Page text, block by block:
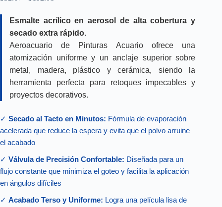
precios:
desde
$52.67
hasta
$152.01
Esmalte acrílico en aerosol de alta cobertura y
secado extra rápido.
Aeroacuario de Pinturas Acuario ofrece una
atomización uniforme y un anclaje superior sobre
metal, madera, plástico y cerámica, siendo la
herramienta perfecta para retoques impecables y
proyectos decorativos.
✓ Secado al Tacto en Minutos: Fórmula de evaporación
acelerada que reduce la espera y evita que el polvo arruine
el acabado
✓ Válvula de Precisión Confortable: Diseñada para un
flujo constante que minimiza el goteo y facilita la aplicación
en ángulos difíciles
✓ Acabado Terso y Uniforme: Logra una película lisa de